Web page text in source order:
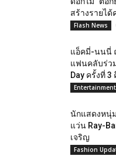
สร้างรายไ
Flash News
แอ็คมี่-นนนี่
แฟนคลับร่ว
Day ครั้งที่ 3
Entertainment
นักแสดง​หนุ่ม​
แว่น Ray-
เจริญ
Fashion